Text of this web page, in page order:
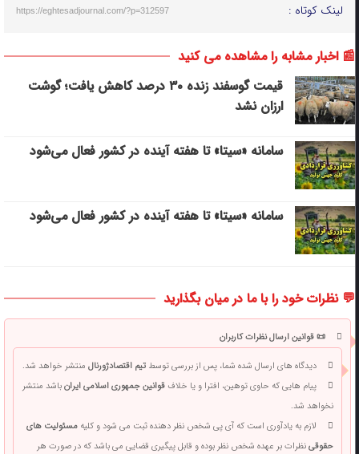
لینک کوتاه : https://eghtesadjournal.com/?p=312597
📰 اخبار مشابه را مشاهده می کنید
قیمت گوسفند زنده ۳۰ درصد کاهش یافت؛ گوشت
ارزان نشد
سامانه «سیتا» تا هفته آینده در کشور فعال می‌شود
سامانه «سیتا» تا هفته آینده در کشور فعال می‌شود
💬 نظرات خود را با ما در میان بگذارید
📜 قوانین ارسال نظرات کاربران
دیدگاه های ارسال شده شما، پس از بررسی توسطتیم اقتصادژورنالمنتشر خواهد شد.
پیام هایی که حاوی توهین، افترا و یا خلافقوانین جمهوری اسلامی ایرانباشد منتشر
نخواهد شد.
لازم به یادآوری است که آی پی شخص نظر دهنده ثبت می شود و کلیهمسئولیت های
حقوقینظرات بر عهده شخص نظر بوده و قابل پیگیری قضایی می باشد که در صورت هر